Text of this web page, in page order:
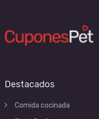
Destacados
Comida cocinada